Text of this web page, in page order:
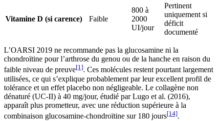
Vitamine D (si carence) Faible
800 à
2000
UI/jour
Pertinent
uniquement si
déficit
documenté
L’OARSI 2019 ne recommande pas la glucosamine ni la
chondroïtine pour l’arthrose du genou ou de la hanche en raison du
faible niveau de preuve[1]. Ces molécules restent pourtant largement
utilisées, ce qui s’explique probablement par leur excellent profil de
tolérance et un effet placebo non négligeable. Le collagène non
dénaturé (UC-II) à 40 mg/jour, étudié par Lugo et al. (2016),
apparaît plus prometteur, avec une réduction supérieure à la
combinaison glucosamine-chondroïtine sur 180 jours[14].